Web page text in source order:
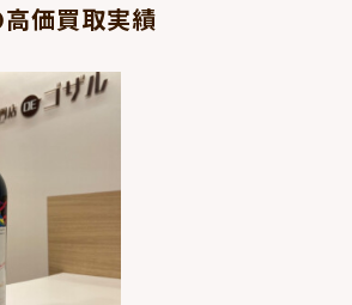
高価買取実績